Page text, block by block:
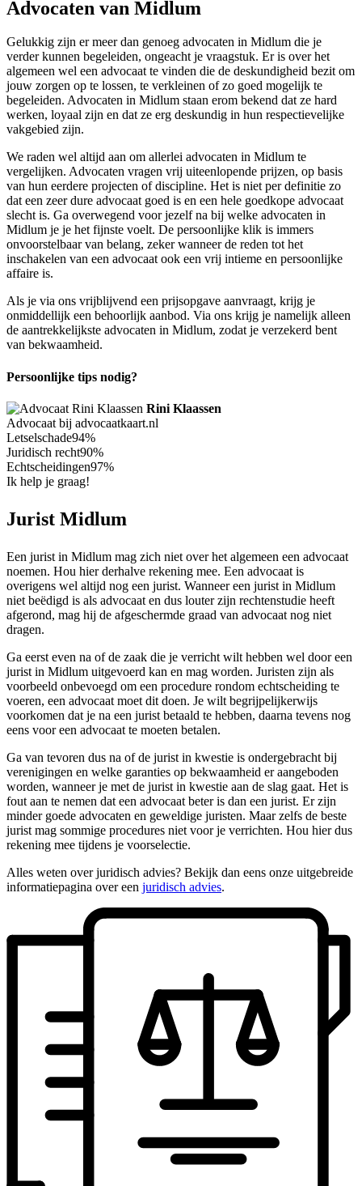
Advocaten van Midlum
Gelukkig zijn er meer dan genoeg advocaten in Midlum die je
verder kunnen begeleiden, ongeacht je vraagstuk. Er is over het
algemeen wel een advocaat te vinden die de deskundigheid bezit om
jouw zorgen op te lossen, te verkleinen of zo goed mogelijk te
begeleiden. Advocaten in Midlum staan erom bekend dat ze hard
werken, loyaal zijn en dat ze erg deskundig in hun respectievelijke
vakgebied zijn.
We raden wel altijd aan om allerlei advocaten in Midlum te
vergelijken. Advocaten vragen vrij uiteenlopende prijzen, op basis
van hun eerdere projecten of discipline. Het is niet per definitie zo
dat een zeer dure advocaat goed is en een hele goedkope advocaat
slecht is. Ga overwegend voor jezelf na bij welke advocaten in
Midlum je je het fijnste voelt. De persoonlijke klik is immers
onvoorstelbaar van belang, zeker wanneer de reden tot het
inschakelen van een advocaat ook een vrij intieme en persoonlijke
affaire is.
Als je via ons vrijblijvend een prijsopgave aanvraagt, krijg je
onmiddellijk een behoorlijk aanbod. Via ons krijg je namelijk alleen
de aantrekkelijkste advocaten in Midlum, zodat je verzekerd bent
van bekwaamheid.
Persoonlijke tips nodig?
Rini Klaassen
Advocaat bij advocaatkaart.nl
Letselschade94%
Juridisch recht90%
Echtscheidingen97%
Ik help je graag!
Jurist Midlum
Een jurist in Midlum mag zich niet over het algemeen een advocaat
noemen. Hou hier derhalve rekening mee. Een advocaat is
overigens wel altijd nog een jurist. Wanneer een jurist in Midlum
niet beëdigd is als advocaat en dus louter zijn rechtenstudie heeft
afgerond, mag hij de afgeschermde graad van advocaat nog niet
dragen.
Ga eerst even na of de zaak die je verricht wilt hebben wel door een
jurist in Midlum uitgevoerd kan en mag worden. Juristen zijn als
voorbeeld onbevoegd om een procedure rondom echtscheiding te
voeren, een advocaat moet dit doen. Je wilt begrijpelijkerwijs
voorkomen dat je na een jurist betaald te hebben, daarna tevens nog
eens voor een advocaat te moeten betalen.
Ga van tevoren dus na of de jurist in kwestie is ondergebracht bij
verenigingen en welke garanties op bekwaamheid er aangeboden
worden, wanneer je met de jurist in kwestie aan de slag gaat. Het is
fout aan te nemen dat een advocaat beter is dan een jurist. Er zijn
minder goede advocaten en geweldige juristen. Maar zelfs de beste
jurist mag sommige procedures niet voor je verrichten. Hou hier dus
rekening mee tijdens je voorselectie.
Alles weten over juridisch advies? Bekijk dan eens onze uitgebreide
informatiepagina over een juridisch advies.